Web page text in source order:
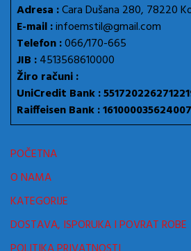
Adresa :Cara Dušana 280, 78220
E-mail :infoemstil@gmail.com
Telefon :066/170-665
JIB :4513568610000
Žiro računi :
UniCredit Bank :
Raiffeisen Bank :
POČETNA
O NAMA
KATEGORIJE
DOSTAVA, ISPORUKA I POVRAT ROBE